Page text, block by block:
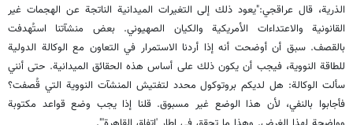
الذرية، قال عراقجي:"يعود ذلك إلى التغيرات الميدانية الناتجة عن الهجمات غير
القانونية والاعتداءات الأمريكية والكيان الصهيوني. بعض منشآتنا استُهدفت
بالقصف. سبق أن أوضحت أنه إذا أردنا الاستمرار في التعاون مع الوكالة الدولية
للطاقة النووية، فيجب أن يكون ذلك على أساس هذه الحقائق الميدانية. حتى أنني
سألت الوكالة: هل لديكم بروتوكول محدد لتفتيش المنشآت النووية التي قُصفت؟
فأجابوا بالنفي، لأن هذا الوضع غير مسبوق. قلنا إذا يجب وضع قواعد مكتوبة